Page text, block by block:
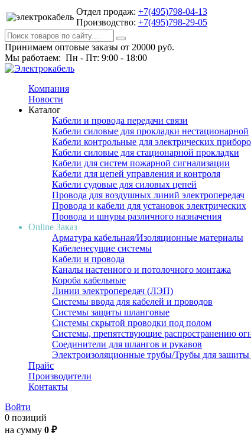
Отдел продаж: +7(495)798-04-13
Производство: +7(495)798-29-05
Принимаем оптовые заказы от 20000 руб.
Мы работаем: Пн - Пт: 9:00 - 18:00
Компания
Новости
Каталог
Кабели и провода передачи связи
Кабели силовые для прокладки нестационарной
Кабели контрольные для электрических
Кабели силовые для стационарной прокладки
Кабели для систем пожарной сигнализации
Кабели для цепей управления и контроля
Кабели судовые для силовых цепей
Провода для воздушных линий электропередач
Провода и кабели для установок электрических
Провода и шнуры различного назначения
Online Заказ
Арматура кабельная/Изоляционные материалы
Кабеленесущие системы
Кабели и провода
Каналы настенного и потолочного монтажа
Короба кабельные
Линии электропередач (ЛЭП)
Системы ввода для кабелей и проводов
Системы защиты шланговые
Системы скрытой проводки под полом
Системы, препятствующие распространению
Соединители для шлангов и рукавов
Электроизоляционные трубы/Трубы для защиты
Прайс
Производители
Контакты
Войти
0 позиций
на сумму 0 ₽